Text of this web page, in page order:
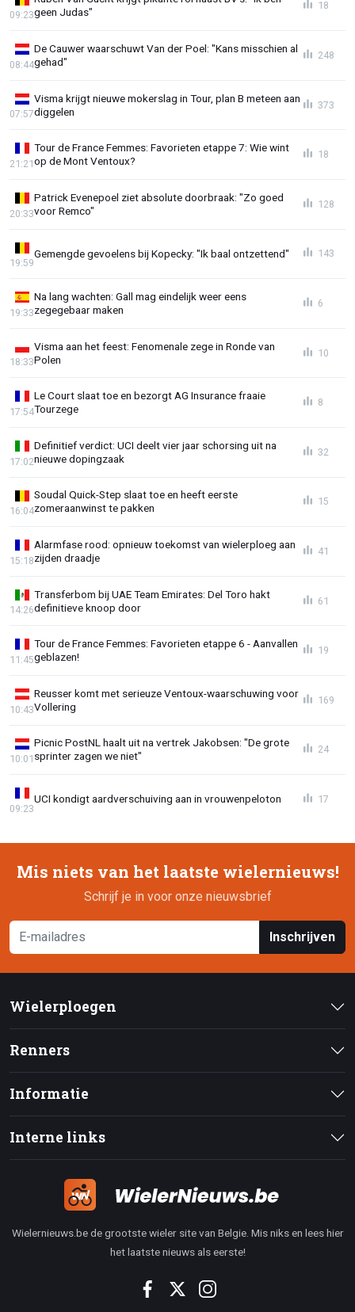
geen Judas"
09:23
18
De Cauwer waarschuwt Van der Poel: "Kans misschien al
gehad"
08:44
248
Visma krijgt nieuwe mokerslag in Tour, plan B meteen aan
diggelen
07:57
373
Tour de France Femmes: Favorieten etappe 7: Wie wint
op de Mont Ventoux?
21:21
18
Patrick Evenepoel ziet absolute doorbraak: "Zo goed
voor Remco"
20:33
128
Gemengde gevoelens bij Kopecky: "Ik baal ontzettend"
19:59
143
Na lang wachten: Gall mag eindelijk weer eens
zegegebaar maken
19:33
6
Visma aan het feest: Fenomenale zege in Ronde van
Polen
18:33
10
Le Court slaat toe en bezorgt AG Insurance fraaie
Tourzege
17:54
8
Definitief verdict: UCI deelt vier jaar schorsing uit na
nieuwe dopingzaak
17:02
32
Soudal Quick-Step slaat toe en heeft eerste
zomeraanwinst te pakken
16:04
15
Alarmfase rood: opnieuw toekomst van wielerploeg aan
zijden draadje
15:18
41
Transferbom bij UAE Team Emirates: Del Toro hakt
definitieve knoop door
14:26
61
Tour de France Femmes: Favorieten etappe 6 - Aanvallen
geblazen!
11:45
19
Reusser komt met serieuze Ventoux-waarschuwing voor
Vollering
10:43
169
Picnic PostNL haalt uit na vertrek Jakobsen: "De grote
sprinter zagen we niet"
10:01
24
UCI kondigt aardverschuiving aan in vrouwenpeloton
09:23
17
Mis niets van het laatste wielernieuws!
Schrijf je in voor onze nieuwsbrief
Inschrijven
Wielerploegen
Renners
Informatie
Interne links
Wielernieuws.be de grootste wieler site van Belgie. Mis niks en lees hier
het laatste nieuws als eerste!